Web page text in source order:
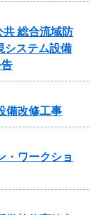
共 総合流域防
システム設備
備改修工事
・ワークショ